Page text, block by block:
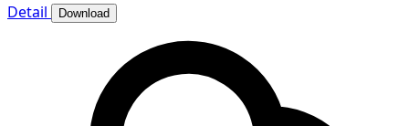
Detail
Download